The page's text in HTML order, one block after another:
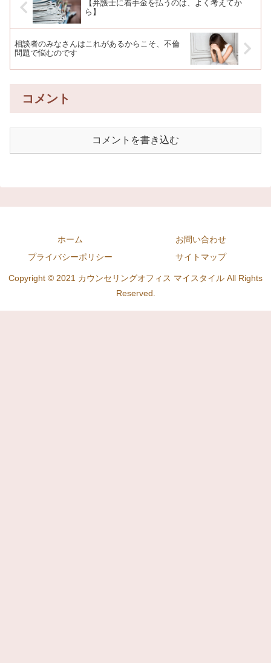
【弁護士に着手金を払うのは、よく考えてか
ら】
相談者のみなさんはこれがあるからこそ、不倫
問題で悩むのです
コメント
コメントを書き込む
ホーム
お問い合わせ
プライバシーポリシー
サイトマップ
Copyright © 2021 カウンセリングオフィス マイスタイル All Rights
Reserved.